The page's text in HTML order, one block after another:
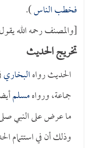
فخطب الناس).
[والمصنف رحمه الله
تخريج الحديث
الحديث رواهالبخاري
جماعة، ورواهمسلم
ما عرض على النبي
وذلك أن في استتمام